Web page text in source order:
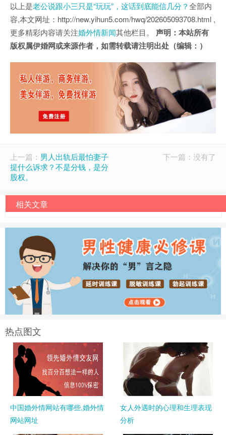
以上是老公说跟小三只是“玩玩”，这话到底能信几分？全部内
容,本文网址：http://new.yihun5.com/hwq/202605093708.html ,
更多精彩内容请关注婚外情新闻其他栏目。 声明：本站所有
版权属伊婚网或来源作者，如需转载请注明出处（编辑：）
上一篇： 男人出轨后最怕妻子
提什么诉求？不是分钱，是分
股权。
下一篇：没有了
相关文章
热点图文
中国婚外情网站有哪些,婚外情
网站网址
女人外遇时的心理和生理表现
分析